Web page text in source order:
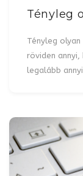
Tényleg
Tényleg
röviden annyi,
legalább